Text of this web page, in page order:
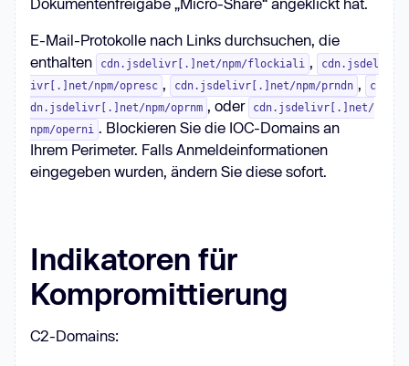
E-Mail-Protokolle nach Links durchsuchen, die
enthalten
cdn.jsdelivr[.]net/npm/flockiali ,
cdn.jsdel
ivr[.]net/npm/opresc , cdn.jsdelivr[.]net/npm/prndn ,
c
dn.jsdelivr[.]net/npm/oprnm , oder
cdn.jsdelivr[.]net/
npm/operni . Blockieren Sie die IOC-Domains an
Ihrem Perimeter. Falls Anmeldeinformationen
eingegeben wurden, ändern Sie diese sofort.
Indikatoren für
Kompromittierung
C2-Domains: